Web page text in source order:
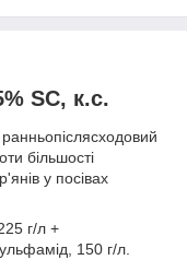
SC, к.с.
більшості
у посівах
г/л +
150 г/л.